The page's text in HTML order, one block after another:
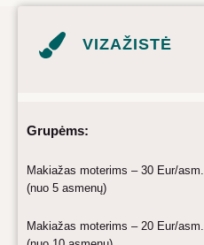
VIZAŽISTĖ
Grupėms:
Makiažas moterims – 30 Eur/asm.
(nuo 5 asmenų)
Makiažas moterims – 20 Eur/asm.